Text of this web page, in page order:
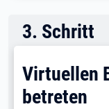
3. Schritt
Virtuellen
betreten